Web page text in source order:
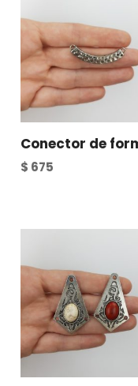
Conector de
$ 675